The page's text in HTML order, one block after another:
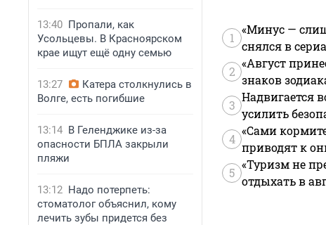
13:40 Пропали, как
Усольцевы. В Красноярском
крае ищут ещё одну семью
13:27
Катера столкнулись в
Волге, есть погибшие
13:14 В Геленджике из-за
опасности БПЛА закрыли
пляжи
13:12 Надо потерпеть:
стоматолог объяснил, кому
лечить зубы придется без
1
«Минус —
снялся в
2
«Август
знаков
3
Надвигается
усилить
4
«Сами
приводят к
5
«Туризм не
отдыхать в